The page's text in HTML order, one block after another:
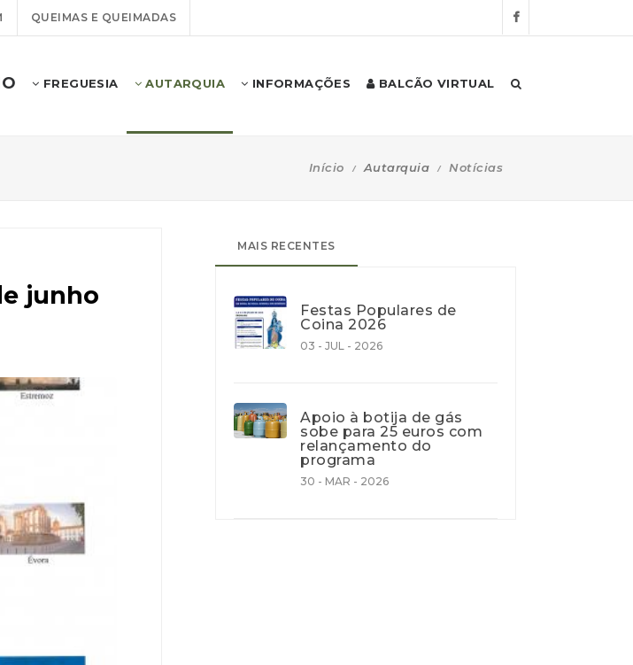
QUEIMAS E QUEIMADAS
FREGUESIA AUTARQUIA INFORMAÇÕES BALCÃO VIRTUAL
Início Autarquia Notícias
junho
MAIS RECENTES
Festas Populares de
Coina 2026
03 - JUL - 2026
Apoio à botija de gás
sobe para 25 euros com
relançamento do
programa
30 - MAR - 2026